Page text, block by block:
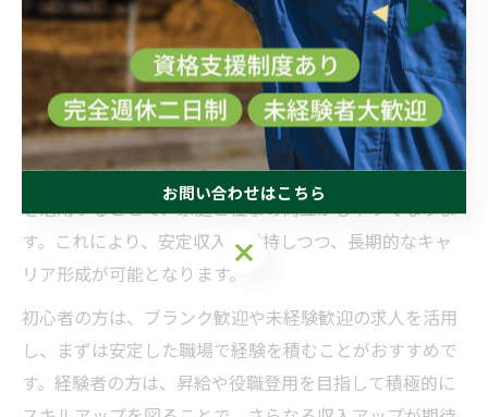
勢原市の多くの企業では、未経験からでも挑戦できる求
人や、経験を活かしたキャリアアップの道が用意されて
います。
また、ワークライフバランスを重視し、無理なく続けら
れる勤務時間や土日休み、フレックスタイムの導入など
を活用することで、家庭と仕事の両立がしやすくなりま
す。これにより、安定収入を維持しつつ、長期的なキャ
リア形成が可能となります。
初心者の方は、ブランク歓迎や未経験歓迎の求人を活用
し、まずは安定した職場で経験を積むことがおすすめで
す。経験者の方は、昇給や役職登用を目指して積極的に
お問い合わせはこちら
お問い合わせはこちら